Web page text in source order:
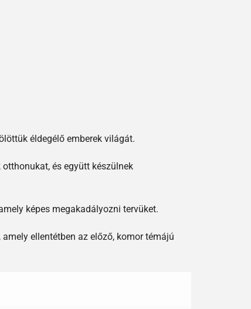
éldegélő emberek világát.
és együtt készülnek
képes megakadályozni tervüket.
ellentétben az előző, komor témájú